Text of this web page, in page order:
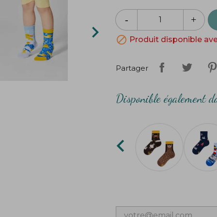

 Produit disponible
Partager
Disponible également
